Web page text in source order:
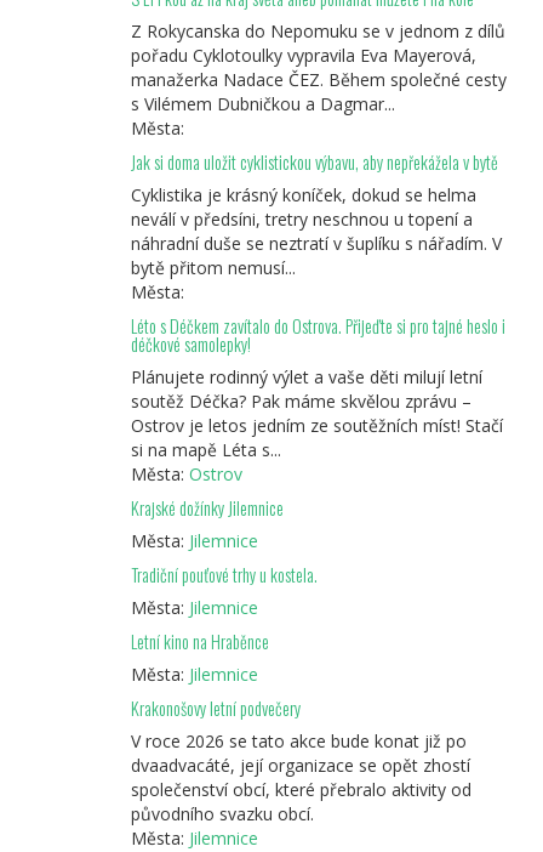
Z Rokycanska do Nepomuku se v jednom z dílů
pořadu Cyklotoulky vypravila Eva Mayerová,
manažerka Nadace ČEZ. Během společné cesty
s Vilémem Dubničkou a Dagmar...
Města:
Jak si doma uložit cyklistickou výbavu, aby nepřekážela v bytě
Cyklistika je krásný koníček, dokud se helma
neválí v předsíni, tretry neschnou u topení a
náhradní duše se neztratí v šuplíku s nářadím. V
bytě přitom nemusí...
Města:
Léto s Déčkem zavítalo do Ostrova. Přijeďte si pro tajné heslo i
déčkové samolepky!
Plánujete rodinný výlet a vaše děti milují letní
soutěž Déčka? Pak máme skvělou zprávu –
Ostrov je letos jedním ze soutěžních míst! Stačí
si na mapě Léta s...
Města: Ostrov
Krajské dožínky Jilemnice
Města: Jilemnice
Tradiční pouťové trhy u kostela.
Města: Jilemnice
Letní kino na Hraběnce
Města: Jilemnice
Krakonošovy letní podvečery
V roce 2026 se tato akce bude konat již po
dvaadvacáté, její organizace se opět zhostí
společenství obcí, které přebralo aktivity od
původního svazku obcí.
Města: Jilemnice